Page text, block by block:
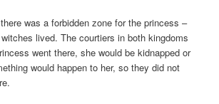
was a forbidden zone for the princess –
lived. The courtiers in both kingdoms
went there, she would be kidnapped or
would happen to her, so they did not